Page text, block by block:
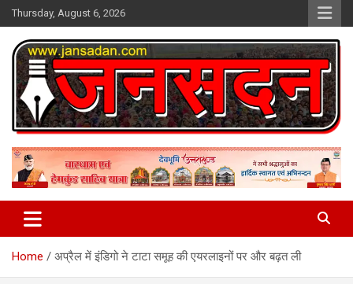
Skip
to
content
Thursday, August 6, 2026
Jan Sadan
Home अप्रैल में इंडिगो ने टाटा समूह की एयरलाइनों पर और बढ़त ली